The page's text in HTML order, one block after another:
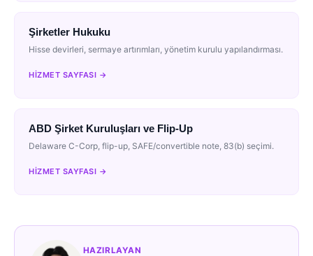
Şirketler Hukuku
Hisse devirleri, sermaye artırımları, yönetim kurulu yapılandırması.
HIZMET SAYFASI →
ABD Şirket Kuruluşları ve Flip-Up
Delaware C-Corp, flip-up, SAFE/convertible note, 83(b) seçimi.
HIZMET SAYFASI →
HAZIRLAYAN